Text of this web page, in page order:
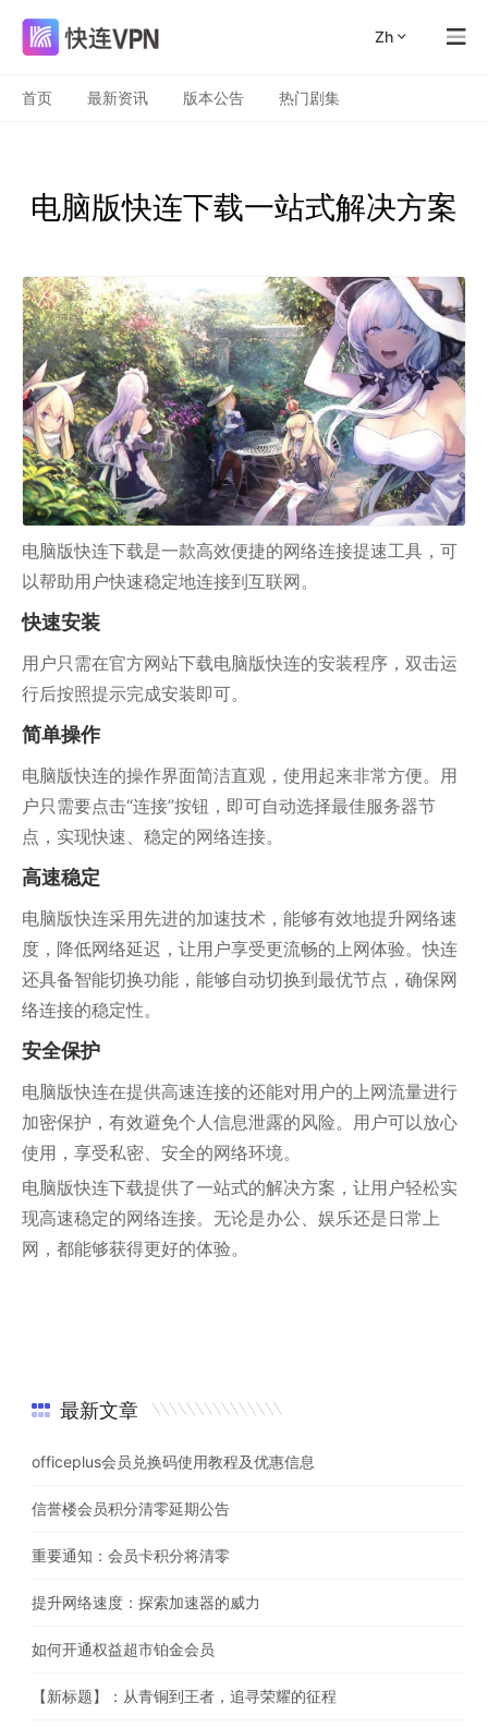
zh
首页 最新资讯 版本公告 热门剧集
电脑版快连下载一站式解决方案
电脑版快连下载是一款高效便捷的网络连接提速工具，可
以帮助用户快速稳定地连接到互联网。
快速安装
用户只需在官方网站下载电脑版快连的安装程序，双击运
行后按照提示完成安装即可。
简单操作
电脑版快连的操作界面简洁直观，使用起来非常方便。用
户只需要点击“连接”按钮，即可自动选择最佳服务器节
点，实现快速、稳定的网络连接。
高速稳定
电脑版快连采用先进的加速技术，能够有效地提升网络速
度，降低网络延迟，让用户享受更流畅的上网体验。快连
还具备智能切换功能，能够自动切换到最优节点，确保网
络连接的稳定性。
安全保护
电脑版快连在提供高速连接的还能对用户的上网流量进行
加密保护，有效避免个人信息泄露的风险。用户可以放心
使用，享受私密、安全的网络环境。
电脑版快连下载提供了一站式的解决方案，让用户轻松实
现高速稳定的网络连接。无论是办公、娱乐还是日常上
网，都能够获得更好的体验。
最新文章
officeplus会员兑换码使用教程及优惠信息
信誉楼会员积分清零延期公告
重要通知：会员卡积分将清零
提升网络速度：探索加速器的威力
如何开通权益超市铂金会员
【新标题】：从青铜到王者，追寻荣耀的征程